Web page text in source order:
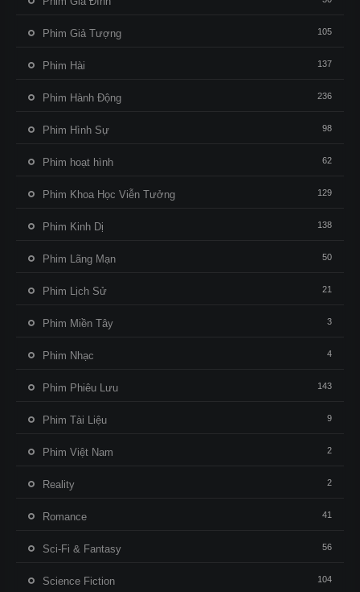
Phim Giả Tượng 105
Phim Hài 137
Phim Hành Động 236
Phim Hình Sự 98
Phim hoạt hình 62
Phim Khoa Học Viễn Tưởng 129
Phim Kinh Dị 138
Phim Lãng Mạn 50
Phim Lịch Sử 21
Phim Miền Tây 3
Phim Nhạc 4
Phim Phiêu Lưu 143
Phim Tài Liệu 9
Phim Việt Nam 2
Reality 2
Romance 41
Sci-Fi & Fantasy 56
Science Fiction 104